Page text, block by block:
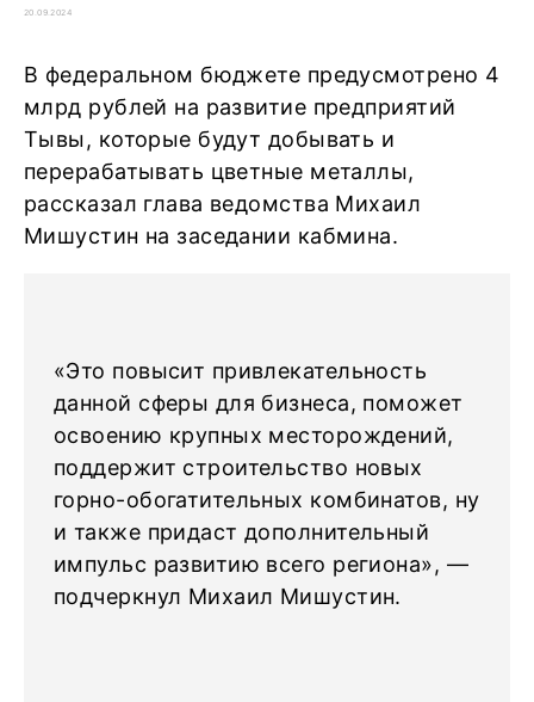
20.09.2024
В федеральном бюджете предусмотрено 4
млрд рублей на развитие предприятий
Тывы, которые будут добывать и
перерабатывать цветные металлы,
рассказал глава ведомства Михаил
Мишустин на заседании кабмина.
«Это повысит привлекательность
данной сферы для бизнеса, поможет
освоению крупных месторождений,
поддержит строительство новых
горно-обогатительных комбинатов, ну
и также придаст дополнительный
импульс развитию всего региона», —
подчеркнул Михаил Мишустин.